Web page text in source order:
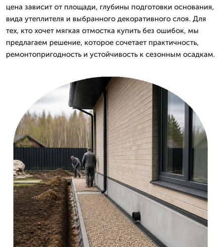
цена зависит от площади, глубины подготовки основания,
вида утеплителя и выбранного декоративного слоя. Для
тех, кто хочет мягкая отмостка купить без ошибок, мы
предлагаем решение, которое сочетает практичность,
ремонтопригодность и устойчивость к сезонным осадкам.